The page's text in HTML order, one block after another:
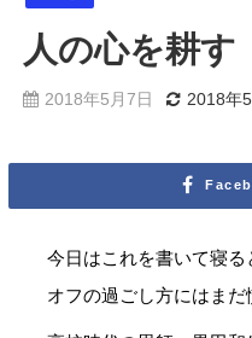
人の心を耕す
2018年5月7日 2018年
今日はこれを書いて寝る
オフの過ごし方にはまだ